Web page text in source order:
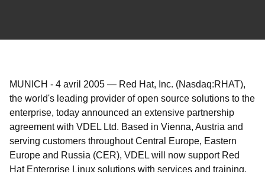
MUNICH - 4 avril 2005 — Red Hat, Inc. (Nasdaq:RHAT),
the world's leading provider of open source solutions to the
enterprise, today announced an extensive partnership
agreement with VDEL Ltd. Based in Vienna, Austria and
serving customers throughout Central Europe, Eastern
Europe and Russia (CER), VDEL will now support Red
Hat Enterprise Linux solutions with services and training.